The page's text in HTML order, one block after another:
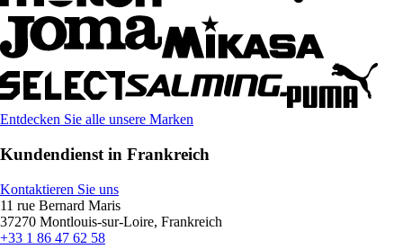
Entdecken Sie alle unsere Marken
Kundendienst in Frankreich
Kontaktieren Sie uns
11 rue Bernard Maris
37270 Montlouis-sur-Loire, Frankreich
+33 1 86 47 62 58